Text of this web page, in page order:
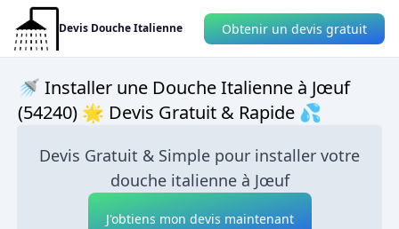
Devis Douche Italienne Obtenir un devis gratuit
🚿 Installer une Douche Italienne à Jœuf
(54240) 🌟 Devis Gratuit & Rapide 💦
Devis Gratuit & Simple pour installer votre
douche italienne à Jœuf
J'obtiens mon devis maintenant